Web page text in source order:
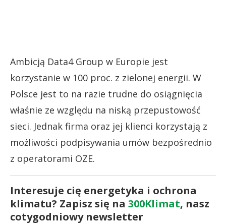
Ambicją Data4 Group w Europie jest
korzystanie w 100 proc. z zielonej energii. W
Polsce jest to na razie trudne do osiągnięcia
właśnie ze względu na niską przepustowość
sieci. Jednak firma oraz jej klienci korzystają z
możliwości podpisywania umów bezpośrednio
z operatorami OZE.
Interesuje cię energetyka i ochrona
klimatu? Zapisz się na 300Klimat, nasz
cotygodniowy newsletter